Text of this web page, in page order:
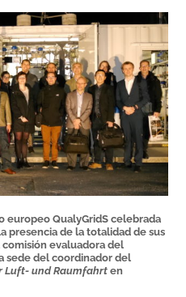
europeo QualyGridS celebrada
presencia de la totalidad de sus
evaluadora del
sede del coordinador del
Luft- und Raumfahrt en